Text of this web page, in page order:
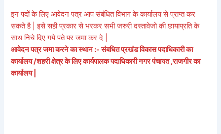
इन पदों के लिए आवेदन पत्र आप संबंधित विभाग के कार्यालय से प्राप्त कर
सकते है | इसे सही प्रकार से भरकर सभी जरुरी दस्तावेजो की छायाप्रति के
साथ निचे दिए गये पते पर जमा कर दे |
आवेदन पत्र जमा करने का स्थान :- संबधित प्रखंड विकास पदाधिकारी का
कार्यालय /शहरी क्षेत्र के लिए कार्यपालक पदाधिकारी नगर पंचायत ,राजगीर का
कार्यालय |